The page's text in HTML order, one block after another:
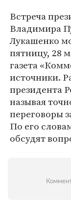
Встреча
Владимира
Лукашенко
пятницу, 28
газета
источники.
президента
называя
переговоры
По его
обсудят